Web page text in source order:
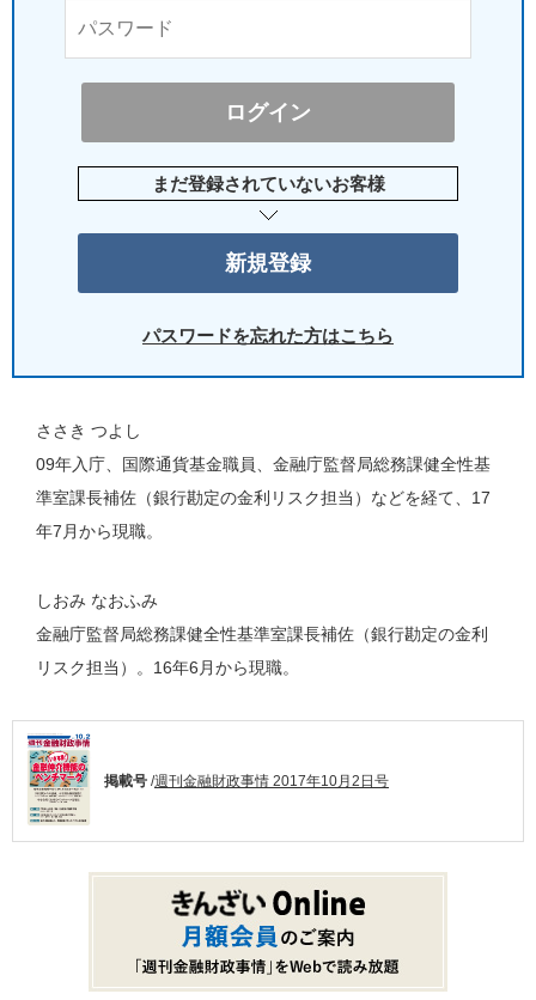
まだ登録されていないお客様
パスワードを忘れた方はこちら
ささき つよし
09年入庁、国際通貨基金職員、金融庁監督局総務課健全性基
準室課長補佐（銀行勘定の金利リスク担当）などを経て、17
年7月から現職。
しおみ なおふみ
金融庁監督局総務課健全性基準室課長補佐（銀行勘定の金利
リスク担当）。16年6月から現職。
掲載号 /週刊金融財政事情 2017年10月2日号